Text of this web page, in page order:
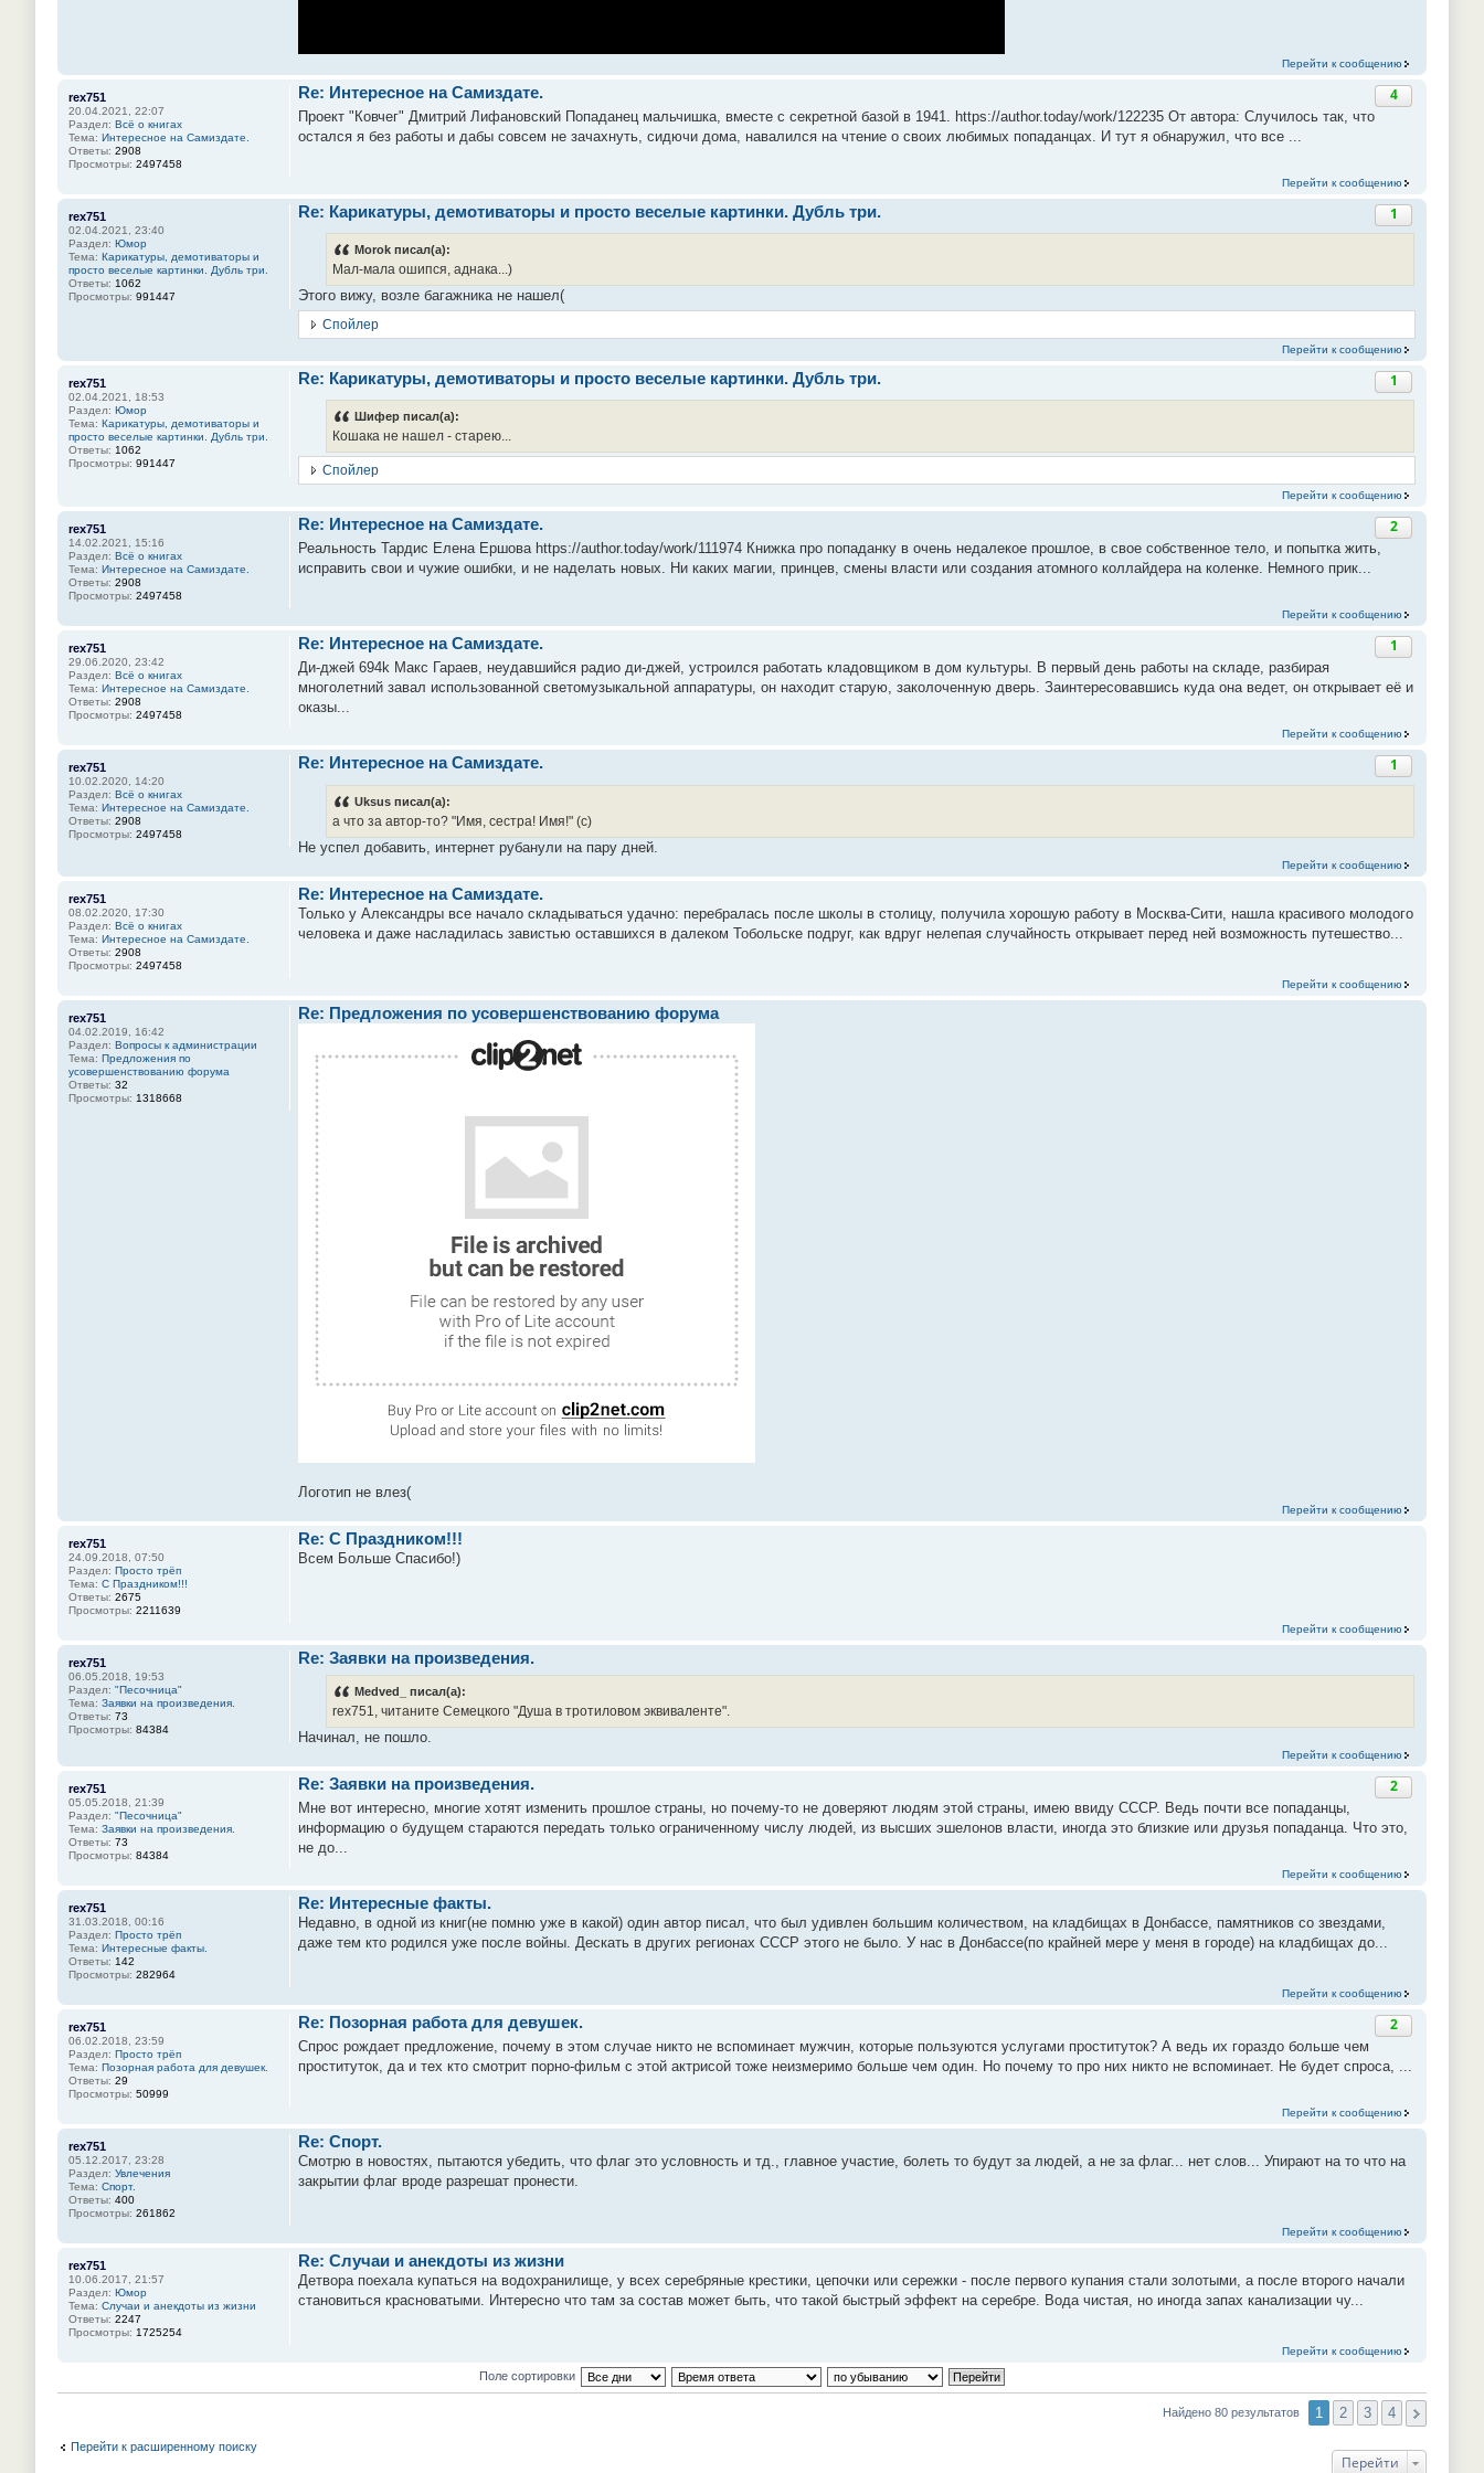
Перейти к сообщению
rex751
20.04.2021, 22:07
Раздел: Всё о книгах
Тема: Интересное на Самиздате.
Ответы: 2908
Просмотры: 2497458
4
Re: Интересное на Самиздате.
Проект "Ковчег" Дмитрий Лифановский Попаданец мальчишка, вместе с секретной базой в 1941. https://author.today/work/122235 От автора: Случилось так, что
остался я без работы и дабы совсем не зачахнуть, сидючи дома, навалился на чтение о своих любимых попаданцах. И тут я обнаружил, что все ...
Перейти к сообщению
rex751
02.04.2021, 23:40
Раздел: Юмор
Тема: Карикатуры, демотиваторы и
просто веселые картинки. Дубль три.
Ответы: 1062
Просмотры: 991447
1
Re: Карикатуры, демотиваторы и просто веселые картинки. Дубль три.
Morok писал(а):
Мал-мала ошипся, аднака...)
Этого вижу, возле багажника не нашел(
Спойлер
Перейти к сообщению
rex751
02.04.2021, 18:53
Раздел: Юмор
Тема: Карикатуры, демотиваторы и
просто веселые картинки. Дубль три.
Ответы: 1062
Просмотры: 991447
1
Re: Карикатуры, демотиваторы и просто веселые картинки. Дубль три.
Шифер писал(а):
Кошака не нашел - старею...
Спойлер
Перейти к сообщению
rex751
14.02.2021, 15:16
Раздел: Всё о книгах
Тема: Интересное на Самиздате.
Ответы: 2908
Просмотры: 2497458
2
Re: Интересное на Самиздате.
Реальность Тардис Елена Ершова https://author.today/work/111974 Книжка про попаданку в очень недалекое прошлое, в свое собственное тело, и попытка жить,
исправить свои и чужие ошибки, и не наделать новых. Ни каких магии, принцев, смены власти или создания атомного коллайдера на коленке. Немного прик...
Перейти к сообщению
rex751
29.06.2020, 23:42
Раздел: Всё о книгах
Тема: Интересное на Самиздате.
Ответы: 2908
Просмотры: 2497458
1
Re: Интересное на Самиздате.
Ди-джей 694k Макс Гараев, неудавшийся радио ди-джей, устроился работать кладовщиком в дом культуры. В первый день работы на складе, разбирая
многолетний завал использованной светомузыкальной аппаратуры, он находит старую, заколоченную дверь. Заинтересовавшись куда она ведет, он открывает её и
оказы...
Перейти к сообщению
rex751
10.02.2020, 14:20
Раздел: Всё о книгах
Тема: Интересное на Самиздате.
Ответы: 2908
Просмотры: 2497458
1
Re: Интересное на Самиздате.
Uksus писал(а):
а что за автор-то? "Имя, сестра! Имя!" (с)
Не успел добавить, интернет рубанули на пару дней.
Перейти к сообщению
rex751
08.02.2020, 17:30
Раздел: Всё о книгах
Тема: Интересное на Самиздате.
Ответы: 2908
Просмотры: 2497458
Re: Интересное на Самиздате.
Только у Александры все начало складываться удачно: перебралась после школы в столицу, получила хорошую работу в Москва-Сити, нашла красивого молодого
человека и даже насладилась завистью оставшихся в далеком Тобольске подруг, как вдруг нелепая случайность открывает перед ней возможность путешество...
Перейти к сообщению
rex751
04.02.2019, 16:42
Раздел: Вопросы к администрации
Тема: Предложения по
усовершенствованию форума
Ответы: 32
Просмотры: 1318668
Re: Предложения по усовершенствованию форума
Логотип не влез(
Перейти к сообщению
rex751
24.09.2018, 07:50
Раздел: Просто трёп
Тема: С Праздником!!!
Ответы: 2675
Просмотры: 2211639
Re: С Праздником!!!
Всем Больше Спасибо!)
Перейти к сообщению
rex751
06.05.2018, 19:53
Раздел: "Песочница"
Тема: Заявки на произведения.
Ответы: 73
Просмотры: 84384
Re: Заявки на произведения.
Medved_ писал(а):
rex751, читаните Семецкого "Душа в тротиловом эквиваленте".
Начинал, не пошло.
Перейти к сообщению
rex751
05.05.2018, 21:39
Раздел: "Песочница"
Тема: Заявки на произведения.
Ответы: 73
Просмотры: 84384
2
Re: Заявки на произведения.
Мне вот интересно, многие хотят изменить прошлое страны, но почему-то не доверяют людям этой страны, имею ввиду СССР. Ведь почти все попаданцы,
информацию о будущем стараются передать только ограниченному числу людей, из высших эшелонов власти, иногда это близкие или друзья попаданца. Что это,
не до...
Перейти к сообщению
rex751
31.03.2018, 00:16
Раздел: Просто трёп
Тема: Интересные факты.
Ответы: 142
Просмотры: 282964
Re: Интересные факты.
Недавно, в одной из книг(не помню уже в какой) один автор писал, что был удивлен большим количеством, на кладбищах в Донбассе, памятников со звездами,
даже тем кто родился уже после войны. Дескать в других регионах СССР этого не было. У нас в Донбассе(по крайней мере у меня в городе) на кладбищах до...
Перейти к сообщению
rex751
06.02.2018, 23:59
Раздел: Просто трёп
Тема: Позорная работа для девушек.
Ответы: 29
Просмотры: 50999
2
Re: Позорная работа для девушек.
Спрос рождает предложение, почему в этом случае никто не вспоминает мужчин, которые пользуются услугами проституток? А ведь их гораздо больше чем
проституток, да и тех кто смотрит порно-фильм с этой актрисой тоже неизмеримо больше чем один. Но почему то про них никто не вспоминает. Не будет спроса, ...
Перейти к сообщению
rex751
05.12.2017, 23:28
Раздел: Увлечения
Тема: Спорт.
Ответы: 400
Просмотры: 261862
Re: Спорт.
Смотрю в новостях, пытаются убедить, что флаг это условность и тд., главное участие, болеть то будут за людей, а не за флаг... нет слов... Упирают на то что на
закрытии флаг вроде разрешат пронести.
Перейти к сообщению
rex751
10.06.2017, 21:57
Раздел: Юмор
Тема: Случаи и анекдоты из жизни
Ответы: 2247
Просмотры: 1725254
Re: Случаи и анекдоты из жизни
Детвора поехала купаться на водохранилище, у всех серебряные крестики, цепочки или сережки - после первого купания стали золотыми, а после второго начали
становиться красноватыми. Интересно что там за состав может быть, что такой быстрый эффект на серебре. Вода чистая, но иногда запах канализации чу...
Перейти к сообщению
Поле сортировки
Найдено 80 результатов 1 2 3 4
Перейти к расширенному поиску
Перейти